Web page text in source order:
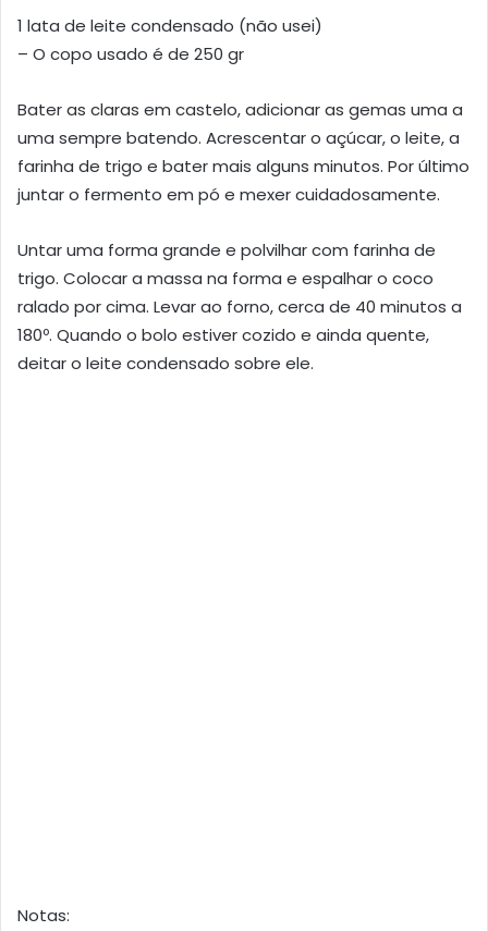
1 lata de leite condensado (não usei)
– O copo usado é de 250 gr
Bater as claras em castelo, adicionar as gemas uma a
uma sempre batendo. Acrescentar o açúcar, o leite, a
farinha de trigo e bater mais alguns minutos. Por último
juntar o fermento em pó e mexer cuidadosamente.
Untar uma forma grande e polvilhar com farinha de
trigo. Colocar a massa na forma e espalhar o coco
ralado por cima. Levar ao forno, cerca de 40 minutos a
180º. Quando o bolo estiver cozido e ainda quente,
deitar o leite condensado sobre ele.
Notas: